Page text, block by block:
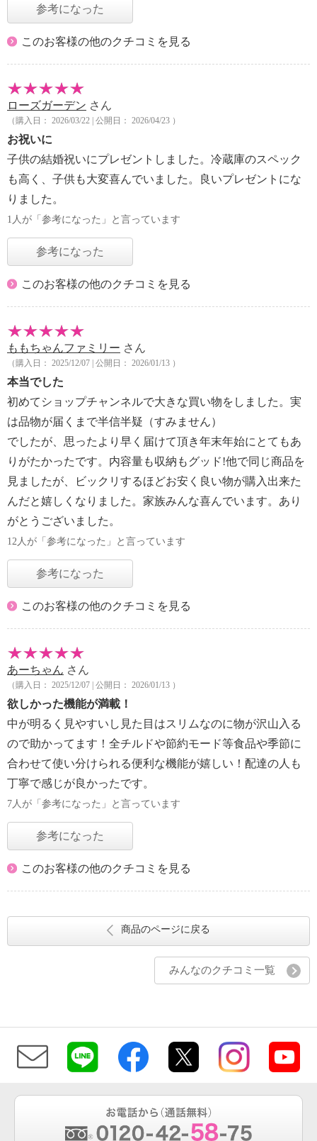
参考になった
このお客様の他のクチコミを見る
ローズガーデン さん
（購入日： 2026/03/22 | 公開日： 2026/04/23 ）
お祝いに
子供の結婚祝いにプレゼントしました。冷蔵庫のスペック
も高く、子供も大変喜んでいました。良いプレゼントにな
りました。
1人が「参考になった」と言っています
参考になった
このお客様の他のクチコミを見る
ももちゃんファミリー さん
（購入日： 2025/12/07 | 公開日： 2026/01/13 ）
本当でした
初めてショップチャンネルで大きな買い物をしました。実
は品物が届くまで半信半疑（すみません）
でしたが、思ったより早く届けて頂き年末年始にとてもあ
りがたかったです。内容量も収納もグッド!他で同じ商品を
見ましたが、ビックリするほどお安く良い物が購入出来た
んだと嬉しくなりました。家族みんな喜んでいます。あり
がとうございました。
12人が「参考になった」と言っています
参考になった
このお客様の他のクチコミを見る
あーちゃん さん
（購入日： 2025/12/07 | 公開日： 2026/01/13 ）
欲しかった機能が満載！
中が明るく見やすいし見た目はスリムなのに物が沢山入る
ので助かってます！全チルドや節約モード等食品や季節に
合わせて使い分けられる便利な機能が嬉しい！配達の人も
丁寧で感じが良かったです。
7人が「参考になった」と言っています
参考になった
このお客様の他のクチコミを見る
商品のページに戻る
みんなのクチコミ一覧